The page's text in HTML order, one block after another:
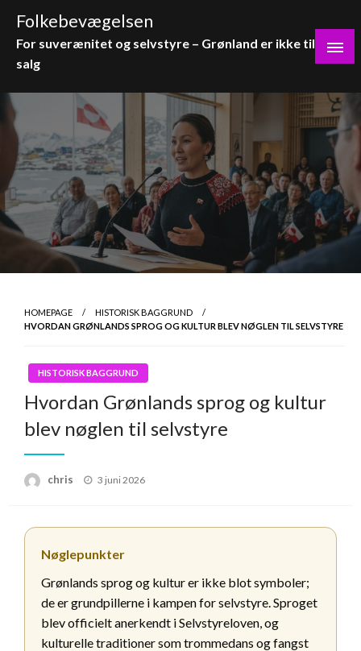
content
Folkebevægelsen
For suverænitet og selvstyre – Grønland er ikke til
salg
HOMEPAGE
HISTORISK BAGGRUND
HVORDAN GRØNLANDS SPROG OG KULTUR BLEV NØGLEN TIL SELVSTYRE
HISTORISK BAGGRUND
Hvordan Grønlands sprog og kultur
blev nøglen til selvstyre
chris
Posted
3 juni 2026
Nøglepunkter
Grønlands sprog og kultur er ikke blot symboler;
de er grundpillerne i kampen for selvstyre. Sproget
blev officielt anerkendt i Selvstyreloven, og
kulturelle traditioner som trommedans og fangst